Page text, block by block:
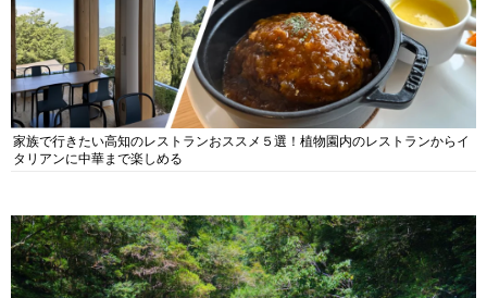
家族で行きたい高知のレストランおススメ５選！植物園内のレストランからイ
タリアンに中華まで楽しめる